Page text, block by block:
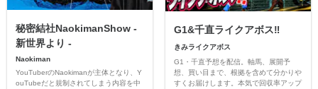
秘密結社NaokimanShow -
新世界より -
Naokiman
YouTuberのNaokimanが主体となり、Y
ouTubeだと規制されてしまう内容を中
G1&千直ライクアボス‼️
きみライクアボス
G1・千直予想を配信。軸馬、展開予
想、買い目まで、根拠を含めて分かりや
すくお届けします。本気で回収率アップ